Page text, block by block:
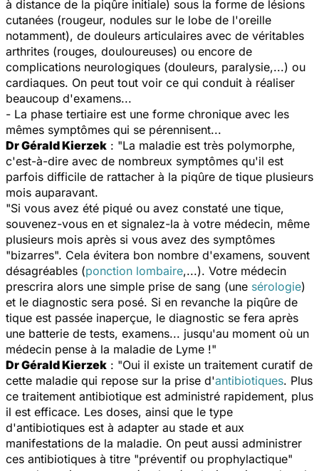
à distance de la piqûre initiale) sous la forme de lésions
cutanées (rougeur, nodules sur le lobe de l'oreille
notamment), de douleurs articulaires avec de véritables
arthrites (rouges, douloureuses) ou encore de
complications neurologiques (douleurs, paralysie,...) ou
cardiaques. On peut tout voir ce qui conduit à réaliser
beaucoup d'examens...
- La phase tertiaire est une forme chronique avec les
mêmes symptômes qui se pérennisent...
Dr Gérald Kierzek : "La maladie est très polymorphe,
c'est-à-dire avec de nombreux symptômes qu'il est
parfois difficile de rattacher à la piqûre de tique plusieurs
mois auparavant.
"Si vous avez été piqué ou avez constaté une tique,
souvenez-vous en et signalez-la à votre médecin, même
plusieurs mois après si vous avez des symptômes
"bizarres". Cela évitera bon nombre d'examens, souvent
désagréables (ponction lombaire,...). Votre médecin
prescrira alors une simple prise de sang (une sérologie)
et le diagnostic sera posé. Si en revanche la piqûre de
tique est passée inaperçue, le diagnostic se fera après
une batterie de tests, examens... jusqu'au moment où un
médecin pense à la maladie de Lyme !"
Dr Gérald Kierzek : "Oui il existe un traitement curatif de
cette maladie qui repose sur la prise d'antibiotiques. Plus
ce traitement antibiotique est administré rapidement, plus
il est efficace. Les doses, ainsi que le type
d'antibiotiques est à adapter au stade et aux
manifestations de la maladie. On peut aussi administrer
ces antibiotiques à titre "préventif ou prophylactique"